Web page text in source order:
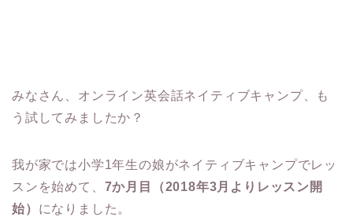
みなさん、オンライン英会話ネイティブキャンプ、も
う試してみましたか？
我が家では小学1年生の娘がネイティブキャンプでレッ
スンを始めて、 7か月目（2018年3月よりレッスン開
始） になりました。